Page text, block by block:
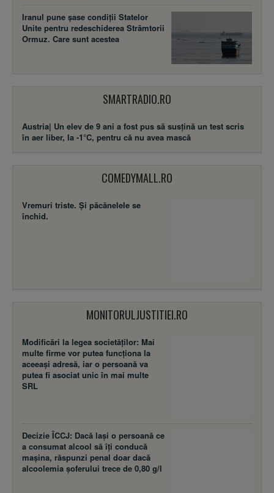
Iranul pune șase condiții Statelor
Unite pentru redeschiderea Strâmtorii
Ormuz. Care sunt acestea
SMARTRADIO.RO
Austria| Un elev de 9 ani a fost pus să susţină un test scris
în aer liber, la -1°C, pentru că nu avea mască
COMEDYMALL.RO
Vremuri triste. Şi păcănelele se
închid.
MONITORULJUSTITIEI.RO
Modificări la legea societăţilor: Mai
multe firme vor putea funcţiona la
aceeaşi adresă, iar o persoană va
putea fi asociat unic în mai multe
SRL
Decizie ÎCCJ: Dacă laşi o persoană ce
a consumat alcool să îţi conducă
maşina, răspunzi penal doar dacă
alcoolemia şoferului trece de 0,80 g/l